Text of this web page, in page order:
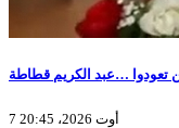
تعودوا …عبد الكريم قطاطة
7 أوت 2026، 20:45